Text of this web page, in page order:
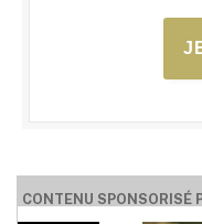
CONTENU SPONSORISÉ